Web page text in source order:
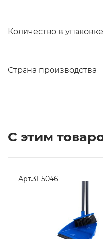
Количество в упаковке
Страна производства
С этим
Арт.31-5046